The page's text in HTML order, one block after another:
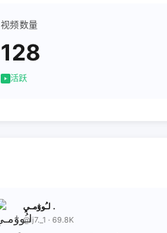
视频数量
128
活跃
لـُووٰٓمـيِ .
@lj7._1 · 69.8K